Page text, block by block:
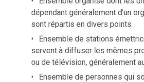
dépendant généralement d’un
sont répartis en divers points.
Ensemble de stations
servent à diffuser les mêmes
ou de télévision, généralement
Ensemble de personnes qui